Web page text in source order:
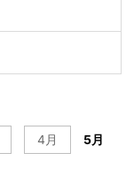
4月 5月